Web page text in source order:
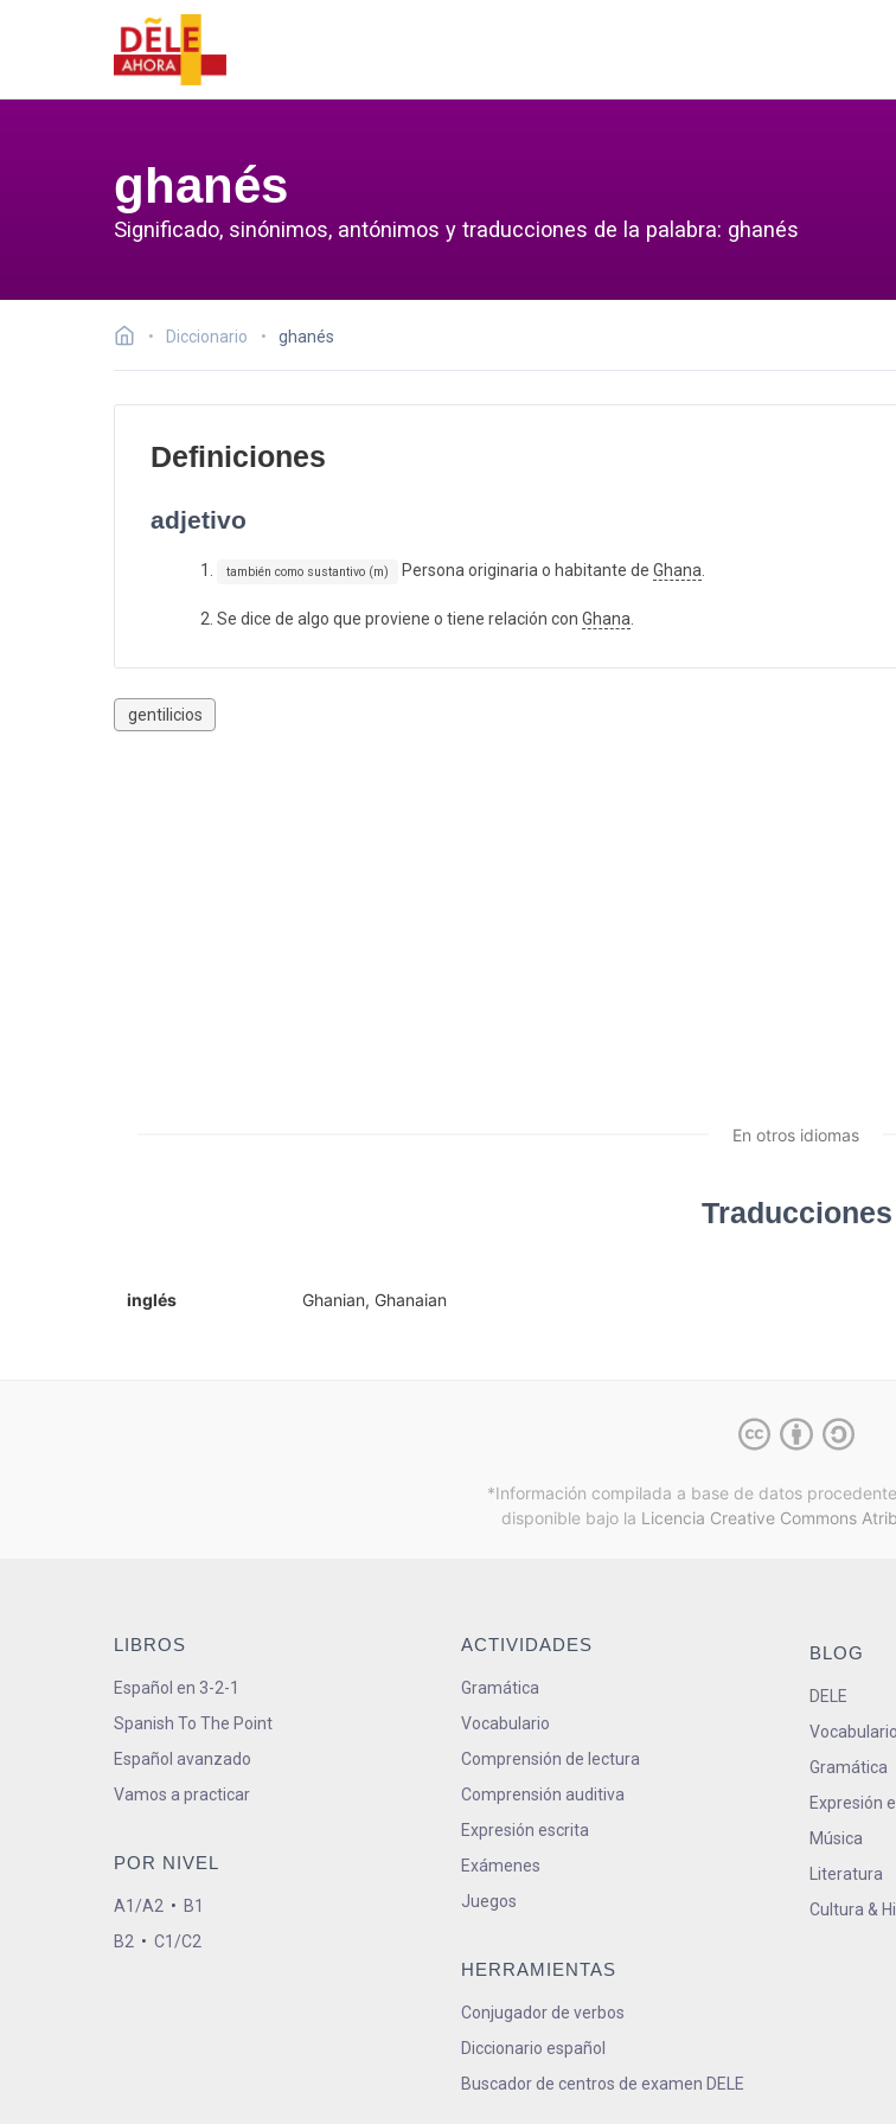
ghanés
Significado, sinónimos, antónimos y traducciones de la palabra: ghanés
Diccionario ghanés
Definiciones
adjetivo
también como sustantivo (m) Persona originaria o habitante de Ghana.
Se dice de algo que proviene o tiene relación con Ghana.
gentilicios
En otros idiomas
Traducciones
inglés Ghanian, Ghanaian
*Información compilada a base de datos
disponible bajo la Licencia Creative Commons
LIBROS
Español en 3-2-1
Spanish To The Point
Español avanzado
Vamos a practicar
POR NIVEL
A1/A2 • B1
B2 • C1/C2
ACTIVIDADES
Gramática
Vocabulario
Comprensión de lectura
Comprensión auditiva
Expresión escrita
Exámenes
Juegos
HERRAMIENTAS
Conjugador de verbos
Diccionario español
Buscador de centros de examen DELE
BLOG
DELE
Vocabulario
Gramática
Expresión
Música
Literatura
Cultura &